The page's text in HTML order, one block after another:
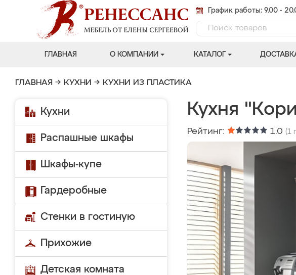
График работы: 9.00 -
ГЛАВНАЯ О КОМПАНИИ КАТАЛОГ
ГЛАВНАЯ → КУХНИ → КУХНИ ИЗ ПЛАСТИКА
Кухни
Распашные шкафы
Шкафы-купе
Гардеробные
Стенки в гостиную
Прихожие
Детская комната
Кухня
Рейтинг: 1.0 (1